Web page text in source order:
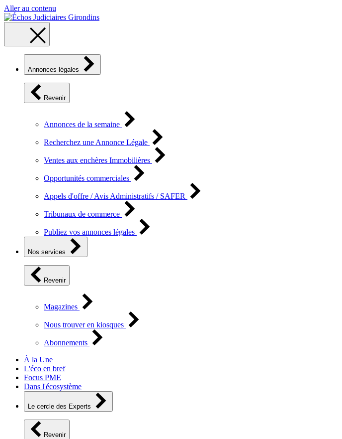
Aller au contenu
Annonces légales
Revenir
Annonces de la semaine
Recherchez une Annonce Légale
Ventes aux enchères Immobilières
Opportunités commerciales
Appels d'offre / Avis Administratifs / SAFER
Tribunaux de commerce
Publiez vos annonces légales
Nos services
Revenir
Magazines
Nous trouver en kiosques
Abonnements
À la Une
L'éco en bref
Focus PME
Dans l'écosystème
Le cercle des Experts
Revenir